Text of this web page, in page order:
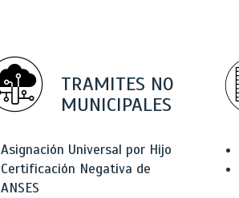
TRAMITES NO
MUNICIPALES
Asignación Universal por Hijo
Certificación Negativa de
ANSES